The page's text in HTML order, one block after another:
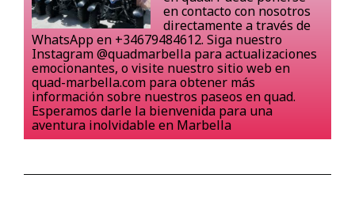
en contacto con nosotros
directamente a través de
WhatsApp en +34679484612. Siga nuestro
Instagram@quadmarbella para actualizaciones
emocionantes, o visite nuestro sitio web en
quad-marbella.com para obtener más
información sobre nuestros paseos en quad.
Esperamos darle la bienvenida para una
aventura inolvidable en Marbella